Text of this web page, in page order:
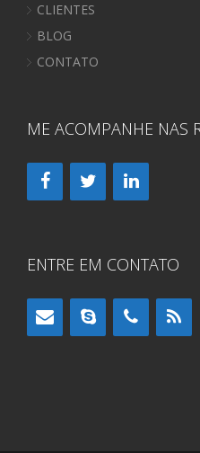
CLIENTES
BLOG
CONTATO
ME ACOMPANHE NAS
ENTRE EM CONTATO